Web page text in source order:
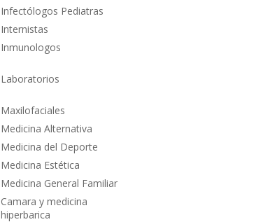
Infectólogos Pediatras
Internistas
Inmunologos
Laboratorios
Maxilofaciales
Medicina Alternativa
Medicina del Deporte
Medicina Estética
Medicina General Familiar
Camara y medicina
hiperbarica